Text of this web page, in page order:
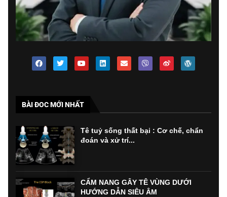
BÀI ĐOC MỚI NHẤT
Tê tuỷ sống thất bại : Cơ chế, chẩn
đoán và xử trí...
CẨM NANG GÂY TÊ VÙNG DƯỚI
HƯỚNG DẪN SIÊU ÂM